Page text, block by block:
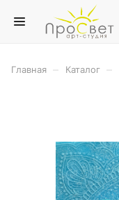
Главная Каталог